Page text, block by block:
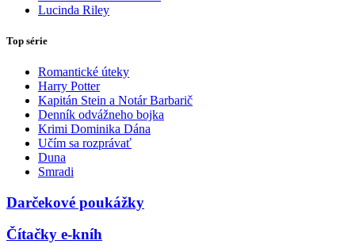
Lucinda Riley
Top série
Romantické úteky
Harry Potter
Kapitán Stein a Notár Barbarič
Denník odvážneho bojka
Krimi Dominika Dána
Učím sa rozprávať
Duna
Smradi
Darčekové poukážky
Čítačky e-kníh